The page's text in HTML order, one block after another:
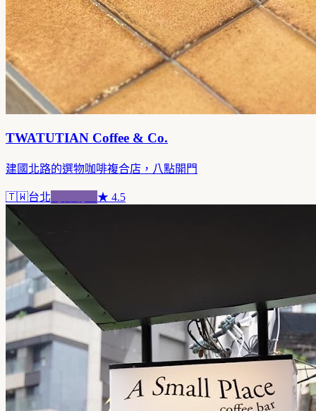
TWATUTIAN Coffee & Co.
建國北路的選物咖啡複合店，八點開門
🇹🇼台北 ★ 4.5